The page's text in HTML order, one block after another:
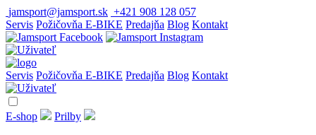
jamsport@jamsport.sk +421 908 128 057
Servis Požičovňa E-BIKE Predajňa Blog Kontakt
Servis Požičovňa E-BIKE Predajňa Blog Kontakt
E-shop
Prilby